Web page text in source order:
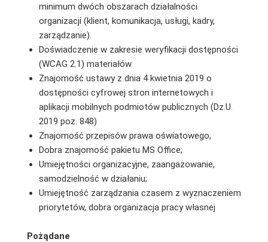
minimum dwóch obszarach działalności
organizacji (klient, komunikacja, usługi, kadry,
zarządzanie).
Doświadczenie w zakresie weryfikacji dostępności
(WCAG 2.1) materiałów
Znajomość ustawy z dnia 4 kwietnia 2019 o
dostępności cyfrowej stron internetowych i
aplikacji mobilnych podmiotów publicznych (Dz.U.
2019 poz. 848)
Znajomość przepisów prawa oświatowego,
Dobra znajomość pakietu MS Office;
Umiejętności organizacyjne, zaangażowanie,
samodzielność w działaniu;
Umiejętność zarządzania czasem z wyznaczeniem
priorytetów, dobra organizacja pracy własnej
Pożądane